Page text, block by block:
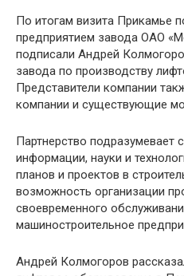
По итогам визита Прикамье
предприятием завода ОАО
подписали Андрей
завода по производству
Представители компании
компании и существующие
Партнерство подразумевает
информации, науки и
планов и проектов в
возможность организации
своевременного
машиностроительное
Андрей Колмогоров